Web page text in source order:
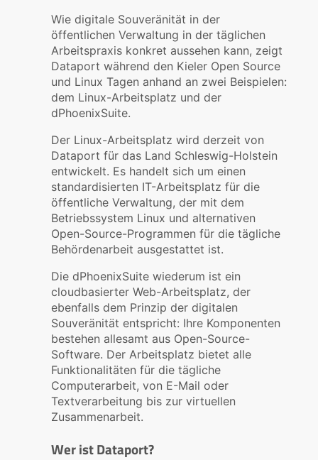
Wie digitale Souveränität in der
öffentlichen Verwaltung in der täglichen
Arbeitspraxis konkret aussehen kann, zeigt
Dataport während den Kieler Open Source
und Linux Tagen anhand an zwei Beispielen:
dem Linux-Arbeitsplatz und der
dPhoenixSuite.
Der Linux-Arbeitsplatz wird derzeit von
Dataport für das Land Schleswig-Holstein
entwickelt. Es handelt sich um einen
standardisierten IT-Arbeitsplatz für die
öffentliche Verwaltung, der mit dem
Betriebssystem Linux und alternativen
Open-Source-Programmen für die tägliche
Behördenarbeit ausgestattet ist.
Die dPhoenixSuite wiederum ist ein
cloudbasierter Web-Arbeitsplatz, der
ebenfalls dem Prinzip der digitalen
Souveränität entspricht: Ihre Komponenten
bestehen allesamt aus Open-Source-
Software. Der Arbeitsplatz bietet alle
Funktionalitäten für die tägliche
Computerarbeit, von E-Mail oder
Textverarbeitung bis zur virtuellen
Zusammenarbeit.
Wer ist Dataport?